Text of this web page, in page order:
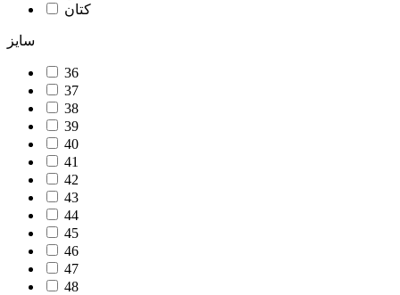
کتان
سایز
36
37
38
39
40
41
42
43
44
45
46
47
48